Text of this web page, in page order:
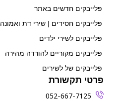
פלייבקים חדשים באתר
פלייבקים חסידים | שירי דת ואמונה
פלייבקים לשירי ילדים
פלייבקים מקוריים להורדה מהירה
פלייבקים של לשירים
פרטי תקשורת
052-667-7125